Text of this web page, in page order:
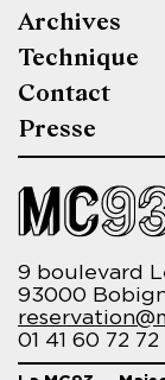
de
page
Archives
Technique
Contact
Presse
9 boulevard
93000
01 41 60 72 72